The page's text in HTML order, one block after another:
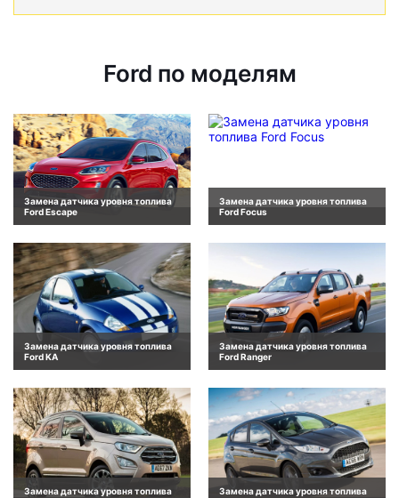
Ford по моделям
Замена датчика уровня топлива
Ford Escape
Замена датчика уровня топлива
Ford Focus
Замена датчика уровня топлива
Ford KA
Замена датчика уровня топлива
Ford Ranger
Замена датчика уровня топлива
Замена датчика уровня топлива